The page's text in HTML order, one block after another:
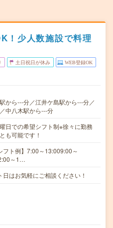
！少人数施設で料理
土日祝日が休み WEB登録OK
から---分／江井ケ島駅から---分／
中八木駅から---分
日での希望シフト制※徐々に勤務
も可能です！
ト例】7:00～13:009:00～
～1…
はお気軽にご相談ください！